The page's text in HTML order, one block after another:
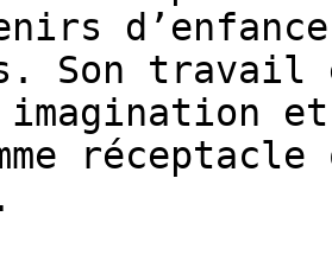
Son
imagination